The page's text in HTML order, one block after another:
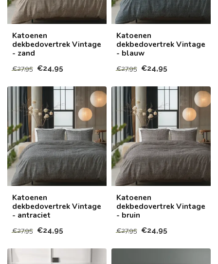
Katoenen
dekbedovertrek Vintage
- zand
€27,95 €24,95
Katoenen
dekbedovertrek Vintage
- blauw
€27,95 €24,95
Katoenen
dekbedovertrek Vintage
- antraciet
€27,95 €24,95
Katoenen
dekbedovertrek Vintage
- bruin
€27,95 €24,95